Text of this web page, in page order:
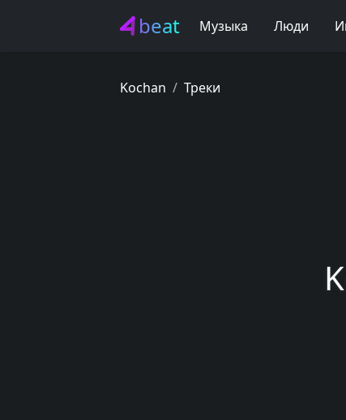
beat Музыка Люди
Kochan Треки